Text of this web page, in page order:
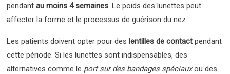
pendantau moins 4 semaines. Le poids des lunettes peut
affecter la forme et le processus de guérison du nez.
Les patients doivent opter pour des lentilles de contactpendant
cette période. Si les lunettes sont indispensables, des
alternatives comme le port sur des bandages spéciauxou des